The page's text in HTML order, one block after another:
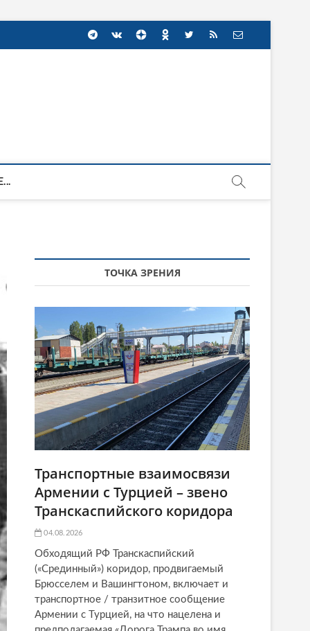
ТОЧКА ЗРЕНИЯ
Транспортные взаимосвязи
Армении с Турцией – звено
Транскаспийского коридора
04.08.2026
Обходящий РФ Транскаспийский
(«Срединный») коридор, продвигаемый
Брюсселем и Вашингтоном, включает и
транспортное / транзитное сообщение
Армении с Турцией, на что нацелена и